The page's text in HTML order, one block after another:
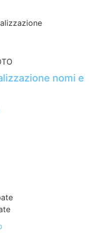
nomi e